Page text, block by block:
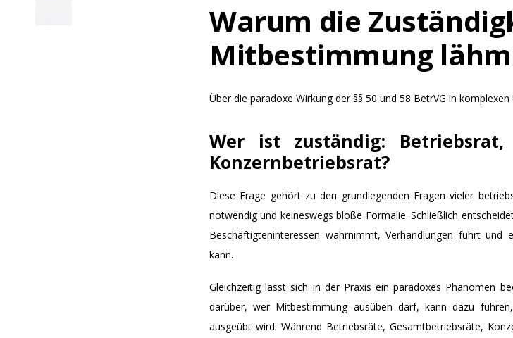
Warum die
Mitbestimmung
Über die paradoxe Wirkung der §§ 50 und 58 BetrVG in
Wer ist zuständig: Betriebsrat,
Konzernbetriebsrat?
Diese Frage gehört zu den grundlegenden Fragen vieler
notwendig und keineswegs bloße Formalie. Schließlich
Beschäftigteninteressen wahrnimmt, Verhandlungen führt und
kann.
Gleichzeitig lässt sich in der Praxis ein paradoxes Phänomen
darüber, wer Mitbestimmung ausüben darf, kann dazu
ausgeübt wird. Während Betriebsräte, Gesamtbetriebsräte,